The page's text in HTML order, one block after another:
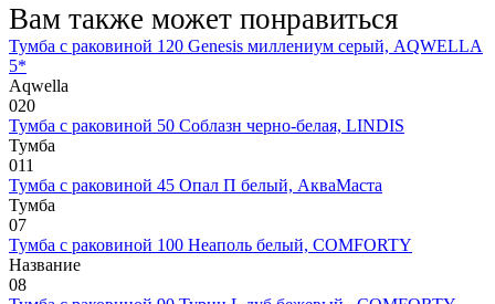
Вам также может понравиться
Тумба с раковиной 120 Genesis миллениум серый, AQWELLA
5*
Aqwella
020
Тумба с раковиной 50 Соблазн черно-белая, LINDIS
Тумба
011
Тумба с раковиной 45 Опал П белый, АкваМаста
Тумба
07
Тумба с раковиной 100 Неаполь белый, COMFORTY
Название
08